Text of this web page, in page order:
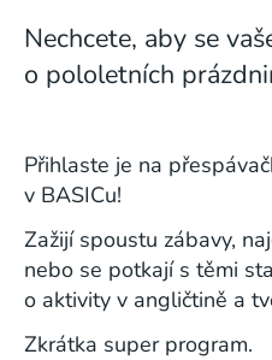
Nechcete, aby se
o pololetních
Přihlaste je na
v BASICu!
Zažijí spoustu zábavy,
nebo se potkají s těmi
o aktivity v angličtině a
Zkrátka super program.